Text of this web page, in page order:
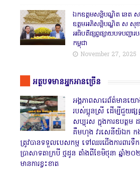
ឯកឧត្តមសន្តិបណ្ឌិត នេត
ឧត្តមអភិសន្តិបណ្ឌិត ស សុ
អធិបតីផ្សព្វផ្សាយបទបញ្ជារ
កម្ពុជា
November 27, 2025
អត្ថបទមានអ្នកអានច្រើន
អង្គភាពសារេព័ត៌មានយោ
របស់ប្អូនស្រី ដើម្បីជួយផ្ស
សប្បុរស ក្នុងការឧបត្ថ
គឹមហុង វរសេនីយ៍ឯក
ត្រូវបានទទួលបេសកម្ម ទៅឈរជើងការពារ
ប្រាសាទតាក្របី ថ្មដូន តាំងពីខែមិថុនា ឆ្នាំ
មានការខ្វះខាត